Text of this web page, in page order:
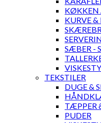
KØKKEN
KURVE &
SÆBER -
TEKSTILER
DUGE &
TÆPPER
PUDER